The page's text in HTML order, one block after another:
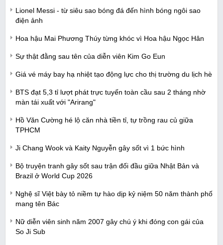
Lionel Messi - từ siêu sao bóng đá đến hình bóng ngôi sao
điện ảnh
Hoa hậu Mai Phương Thúy từng khóc vì Hoa hậu Ngọc Hân
Sự thật đằng sau tên của diễn viên Kim Go Eun
Giá vé máy bay hạ nhiệt tạo động lực cho thị trường du lịch hè
BTS đạt 5,3 tỉ lượt phát trực tuyến toàn cầu sau 2 tháng nhờ
màn tái xuất với "Arirang"
Hồ Văn Cường hé lộ căn nhà tiền tỉ, tự trồng rau củ giữa
TPHCM
Ji Chang Wook và Kaity Nguyễn gây sốt vì 1 bức hình
Bộ truyện tranh gây sốt sau trận đối đầu giữa Nhật Bản và
Brazil ở World Cup 2026
Nghệ sĩ Việt bày tỏ niềm tự hào dịp kỷ niệm 50 năm thành phố
mang tên Bác
Nữ diễn viên sinh năm 2007 gây chú ý khi đóng con gái của
So Ji Sub